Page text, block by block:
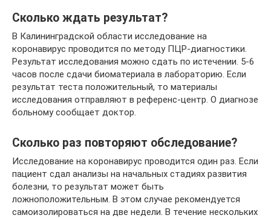
Сколько ждать результат?
В Калининградской области исследование на
коронавирус проводится по методу ПЦР-диагностики.
Результат исследования можно сдать по истечении. 5-6
часов после сдачи биоматериала в лабораторию. Если
результат теста положительный, то материалы
исследования отправляют в референс-центр. О диагнозе
больному сообщает доктор.
Сколько раз повторяют обследование?
Исследование на коронавирус проводится один раз. Если
пациент сдал анализы на начальных стадиях развития
болезни, то результат может быть
ложноположительным. В этом случае рекомендуется
самоизолироваться на две недели. В течение нескольких